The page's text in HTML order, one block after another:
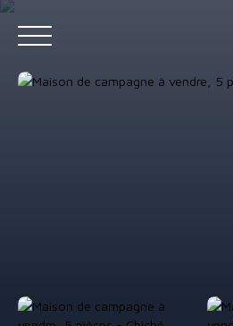
Estimation